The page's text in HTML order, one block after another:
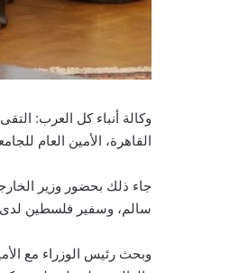
وكالة أنباء كل العرب:
القاهرة، الأمين العام
جاء ذلك بحضور وزير
سالم، وسفير فلسطين لدى
وبحث رئيس الوزراء مع